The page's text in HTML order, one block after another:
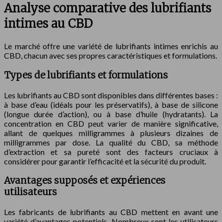
Analyse comparative des lubrifiants
intimes au CBD
Le marché offre une variété de lubrifiants intimes enrichis au
CBD, chacun avec ses propres caractéristiques et formulations.
Types de lubrifiants et formulations
Les lubrifiants au CBD sont disponibles dans différentes bases :
à base d’eau (idéals pour les préservatifs), à base de silicone
(longue durée d’action), ou à base d’huile (hydratants). La
concentration en CBD peut varier de manière significative,
allant de quelques milligrammes à plusieurs dizaines de
milligrammes par dose. La qualité du CBD, sa méthode
d’extraction et sa pureté sont des facteurs cruciaux à
considérer pour garantir l’efficacité et la sécurité du produit.
Avantages supposés et expériences
utilisateurs
Les fabricants de lubrifiants au CBD mettent en avant une